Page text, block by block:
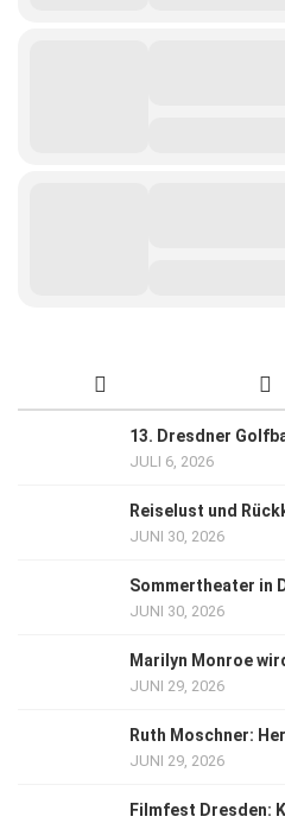
13. Dresdner
JULI 6, 2026
Reiselust und
JUNI 30, 2026
Sommertheater in
JUNI 30, 2026
Marilyn Monroe
JUNI 29, 2026
Ruth Moschner:
JUNI 29, 2026
Filmfest Dresden: